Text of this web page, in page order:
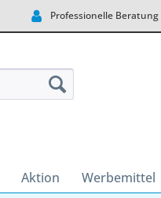
Professionelle Beratung
Aktion Werbemittel